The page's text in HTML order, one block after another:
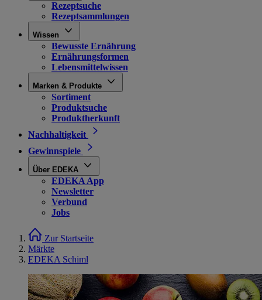
Rezeptsuche
Rezeptsammlungen
Wissen
Bewusste Ernährung
Ernährungsformen
Lebensmittelwissen
Marken & Produkte
Sortiment
Produktsuche
Produktherkunft
Nachhaltigkeit
Gewinnspiele
Über EDEKA
EDEKA App
Newsletter
Verbund
Jobs
Zur Startseite
Märkte
EDEKA Schiml